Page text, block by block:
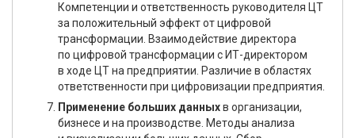
Компетенции и ответственность руководителя ЦТ
за положительный эффект от цифровой
трансформации. Взаимодействие директора
по цифровой трансформации с ИТ-директором
в ходе ЦТ на предприятии. Различие в областях
ответственности при цифровизации предприятия.
Применение больших данныхв организации,
бизнесе и на производстве. Методы анализа